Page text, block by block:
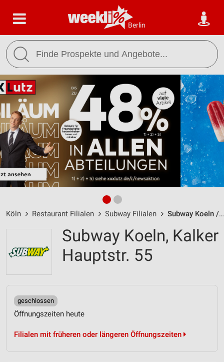
Berlin
Köln Restaurant Filialen Subway Filialen Subway Koeln / Kalker Hauptstr. 55 - Öffnungszeiten & Adresse
Subway Koeln, Kalker
Hauptstr. 55
geschlossen
Öffnungszeiten heute
Filialen mit früheren oder längeren Öffnungszeiten